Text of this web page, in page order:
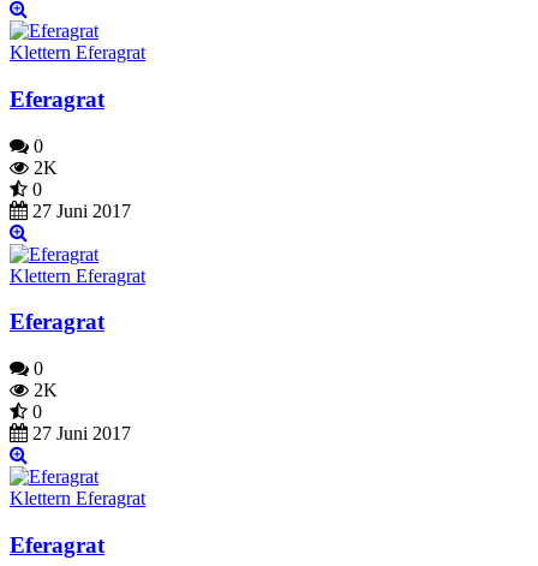
Klettern Eferagrat
Eferagrat
0
2K
0
27 Juni 2017
Klettern Eferagrat
Eferagrat
0
2K
0
27 Juni 2017
Klettern Eferagrat
Eferagrat